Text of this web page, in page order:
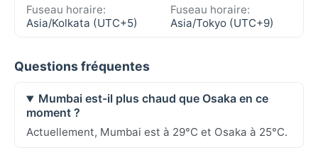
Fuseau horaire:
Asia/Kolkata (UTC+5)
Fuseau horaire:
Asia/Tokyo (UTC+9)
Questions fréquentes
Mumbai est-il plus chaud que Osaka en ce
moment ?
Actuellement, Mumbai est à 29°C et Osaka à 25°C.